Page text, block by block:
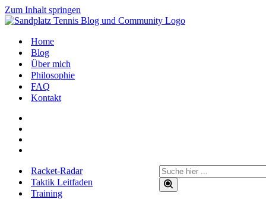
Zum Inhalt springen
Home
Blog
Über mich
Philosophie
FAQ
Kontakt
Suchen
nach …
Racket-Radar
Taktik Leitfaden
Training